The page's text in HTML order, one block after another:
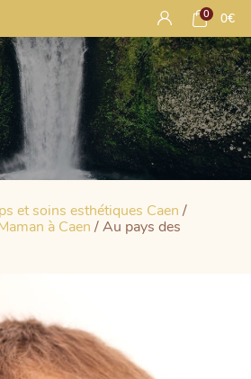
0 0€
et soins esthétiques Caen /
à Caen / Au pays des